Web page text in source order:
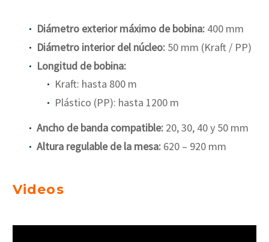
Diámetro exterior máximo de bobina: 400 mm
Diámetro interior del núcleo: 50 mm (Kraft / PP)
Longitud de bobina:
Kraft: hasta 800 m
Plástico (PP): hasta 1200 m
Ancho de banda compatible: 20, 30, 40 y 50 mm
Altura regulable de la mesa: 620 – 920 mm
Videos